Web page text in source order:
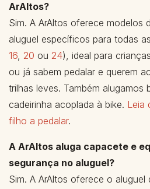
ArAltos?
Sim. A ArAltos oferece modelos
aluguel específicos para todas
16, 20 ou 24), ideal para
ou já sabem pedalar e querem
trilhas leves. Também alugamos
cadeirinha acoplada à bike. Leia
filho a pedalar.
A ArAltos aluga capacete e
segurança no aluguel?
Sim. A ArAltos oferece o